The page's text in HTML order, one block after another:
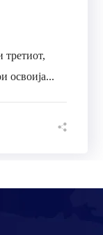
третиот,
освоија...